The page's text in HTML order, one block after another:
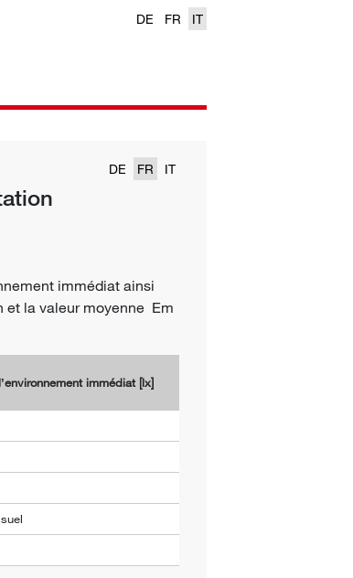
DE FR IT
DE FR IT
immédiat ainsi
et la valeur moyenne Em
immédiat [lx]